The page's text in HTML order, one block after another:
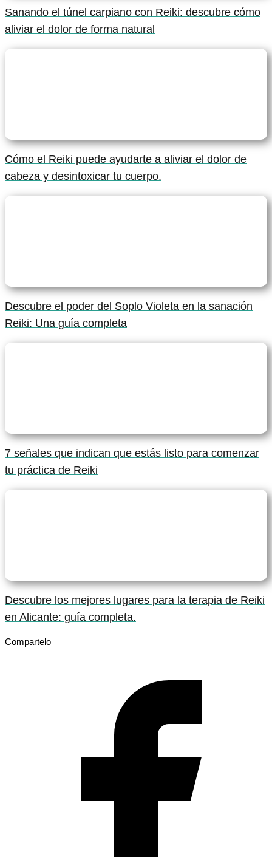
Sanando el túnel carpiano con Reiki: descubre cómo
aliviar el dolor de forma natural
Cómo el Reiki puede ayudarte a aliviar el dolor de
cabeza y desintoxicar tu cuerpo.
Descubre el poder del Soplo Violeta en la sanación
Reiki: Una guía completa
7 señales que indican que estás listo para comenzar
tu práctica de Reiki
Descubre los mejores lugares para la terapia de Reiki
en Alicante: guía completa.
Compartelo